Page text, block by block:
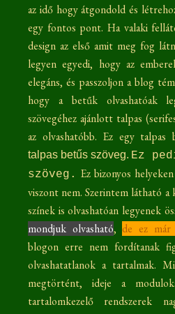
az idő hogy átgondold és
egy fontos pont. Ha valaki
design az első amit meg fog
legyen egyedi, hogy az
elegáns, és passzoljon a blog
hogy a betűk olvashatóak
szövegéhez ajánlott talpas
az olvashatóbb. Ez egy talpas
talpas betűs szöveg. Ez
szöveg. Ez bizonyos
viszont nem. Szerintem látható a
színek is olvashatóan legyenek
mondjuk olvasható, de ez már
blogon erre nem fordítanak
olvashatatlanok a tartalmak.
megtörtént, ideje a
tartalomkezelő rendszerek